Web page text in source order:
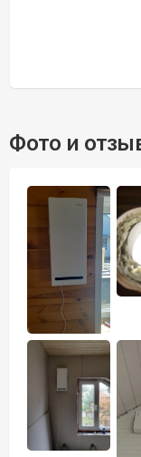
Фото и